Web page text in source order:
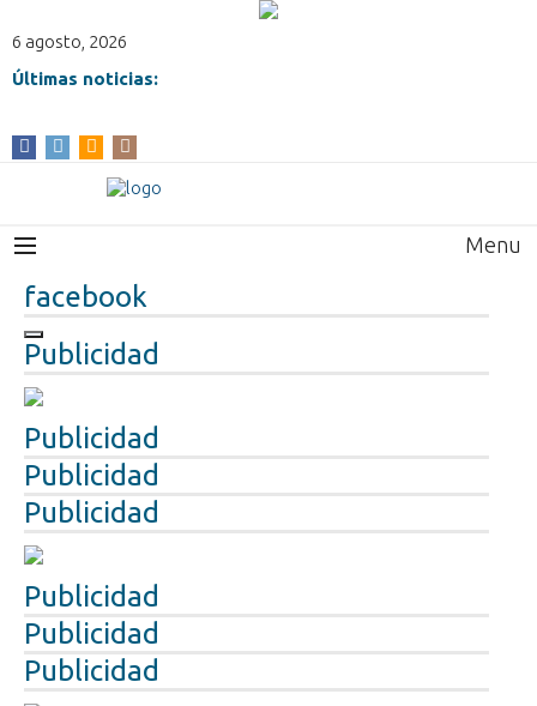
6 agosto, 2026
Últimas noticias:
Menu
facebook
Publicidad
Publicidad
Publicidad
Publicidad
Publicidad
Publicidad
Publicidad